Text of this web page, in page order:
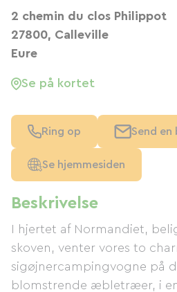
Beskrivelse
I hjertet af Normandiet,
​​skoven, venter vores to
sigøjnercampingvogne på
blomstrende æbletræer, i
2 chemin du clos Philippot
27800, Calleville
Eure
Se på kortet
Ring op Send en
Se hjemmesiden